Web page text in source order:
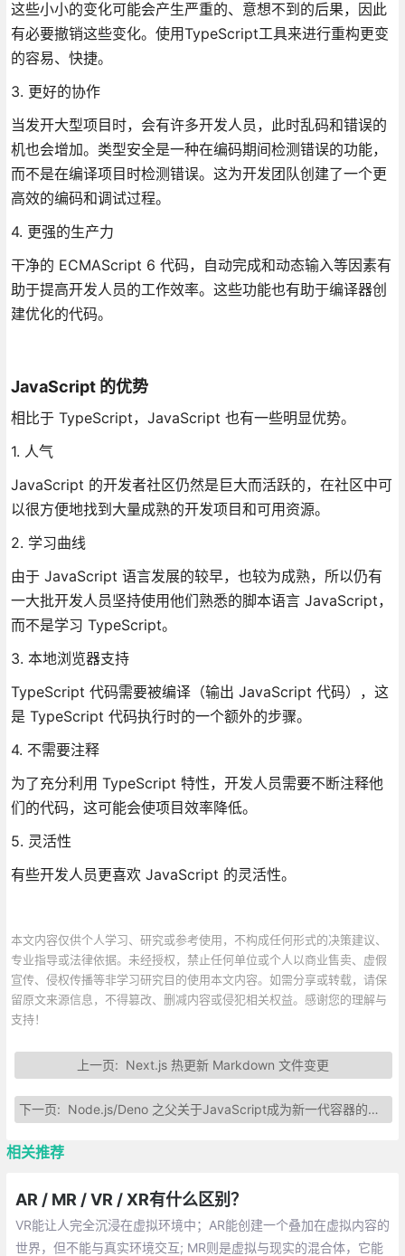
这些小小的变化可能会产生严重的、意想不到的后果，因此
有必要撤销这些变化。使用TypeScript工具来进行重构更变
的容易、快捷。
3. 更好的协作
当发开大型项目时，会有许多开发人员，此时乱码和错误的
机也会增加。类型安全是一种在编码期间检测错误的功能，
而不是在编译项目时检测错误。这为开发团队创建了一个更
高效的编码和调试过程。
4. 更强的生产力
干净的 ECMAScript 6 代码，自动完成和动态输入等因素有
助于提高开发人员的工作效率。这些功能也有助于编译器创
建优化的代码。
JavaScript 的优势
相比于 TypeScript，JavaScript 也有一些明显优势。
1. 人气
JavaScript 的开发者社区仍然是巨大而活跃的，在社区中可
以很方便地找到大量成熟的开发项目和可用资源。
2. 学习曲线
由于 JavaScript 语言发展的较早，也较为成熟，所以仍有
一大批开发人员坚持使用他们熟悉的脚本语言 JavaScript，
而不是学习 TypeScript。
3. 本地浏览器支持
TypeScript 代码需要被编译（输出 JavaScript 代码），这
是 TypeScript 代码执行时的一个额外的步骤。
4. 不需要注释
为了充分利用 TypeScript 特性，开发人员需要不断注释他
们的代码，这可能会使项目效率降低。
5. 灵活性
有些开发人员更喜欢 JavaScript 的灵活性。
本文内容仅供个人学习、研究或参考使用，不构成任何形式的决策建议、
专业指导或法律依据。未经授权，禁止任何单位或个人以商业售卖、虚假
宣传、侵权传播等非学习研究目的使用本文内容。如需分享或转载，请保
留原文来源信息，不得篡改、删减内容或侵犯相关权益。感谢您的理解与
支持！
上一页: Next.js 热更新 Markdown 文件变更
下一页: Node.js/Deno 之父关于JavaScript成为新一代容器的思考
相关推荐
AR / MR / VR / XR有什么区别？
VR能让人完全沉浸在虚拟环境中；AR能创建一个叠加在虚拟内容的
世界，但不能与真实环境交互; MR则是虚拟与现实的混合体，它能